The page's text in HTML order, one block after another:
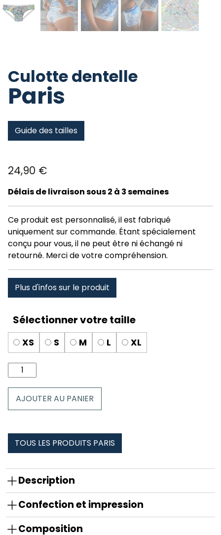
Culotte dentelle
Paris
Guide des tailles
24,90 €
Délais de livraison sous 2 à 3 semaines
Ce produit est personnalisé, il est fabriqué
uniquement sur commande. Étant spécialement
conçu pour vous, il ne peut être ni échangé ni
retourné. Merci de votre compréhension.
Plus d'infos sur le produit
XS S M L XL
quantité
de
dentelle
AJOUTER AU PANIER
TOUS LES PRODUITS PARIS
Description
Confection et impression
Composition